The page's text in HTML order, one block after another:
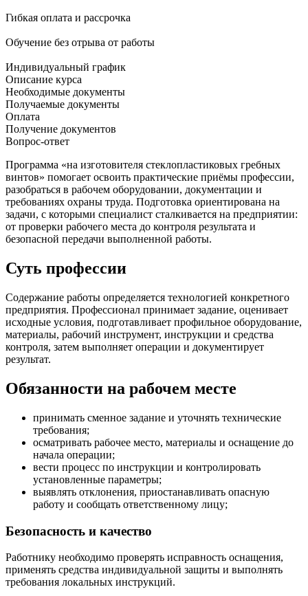
Гибкая оплата и рассрочка
Обучение без отрыва от работы
Индивидуальный график
Описание курса
Необходимые документы
Получаемые документы
Оплата
Получение документов
Вопрос-ответ
Программа «на изготовителя стеклопластиковых гребных
винтов» помогает освоить практические приёмы профессии,
разобраться в рабочем оборудовании, документации и
требованиях охраны труда. Подготовка ориентирована на
задачи, с которыми специалист сталкивается на предприятии:
от проверки рабочего места до контроля результата и
безопасной передачи выполненной работы.
Суть профессии
Содержание работы определяется технологией конкретного
предприятия. Профессионал принимает задание, оценивает
исходные условия, подготавливает профильное оборудование,
материалы, рабочий инструмент, инструкции и средства
контроля, затем выполняет операции и документирует
результат.
Обязанности на рабочем месте
принимать сменное задание и уточнять технические
требования;
осматривать рабочее место, материалы и оснащение до
начала операции;
вести процесс по инструкции и контролировать
установленные параметры;
выявлять отклонения, приостанавливать опасную
работу и сообщать ответственному лицу;
Безопасность и качество
Работнику необходимо проверять исправность оснащения,
применять средства индивидуальной защиты и выполнять
требования локальных инструкций.